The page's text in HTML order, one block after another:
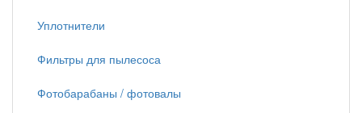
Уплотнители
Фильтры для пылесоса
Фотобарабаны / фотовалы